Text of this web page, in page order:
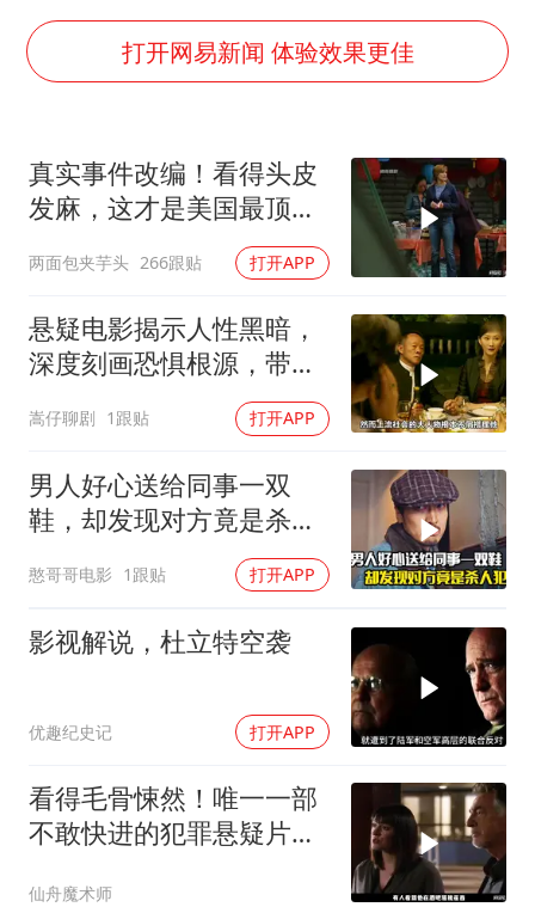
湖北公开征集涉黑涉恶线索
男子出狱前8天被改判死缓
四预警齐发！双台风影响多个海域
13岁少年白天写作业晚上夜市炒粉
坚持党全面领导和党中央集中统一领导
打开网易新闻 体验效果更佳
真实事件改编！看得头皮
发麻，这才是美国最顶级
两面包夹芋头 266跟贴 打开APP
悬疑电影揭示人性黑暗，
深度刻画恐惧根源，带你
嵩仔聊剧 1跟贴 打开APP
男人好心送给同事一双
鞋，却发现对方竟是杀人
憨哥哥电影 1跟贴 打开APP
影视解说，杜立特空袭
优趣纪史记 打开APP
看得毛骨悚然！唯一一部
不敢快进的犯罪悬疑片，
仙舟魔术师